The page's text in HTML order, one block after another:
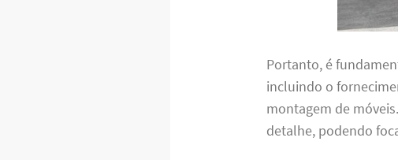
Portanto, é
incluindo o
montagem de
detalhe, podendo